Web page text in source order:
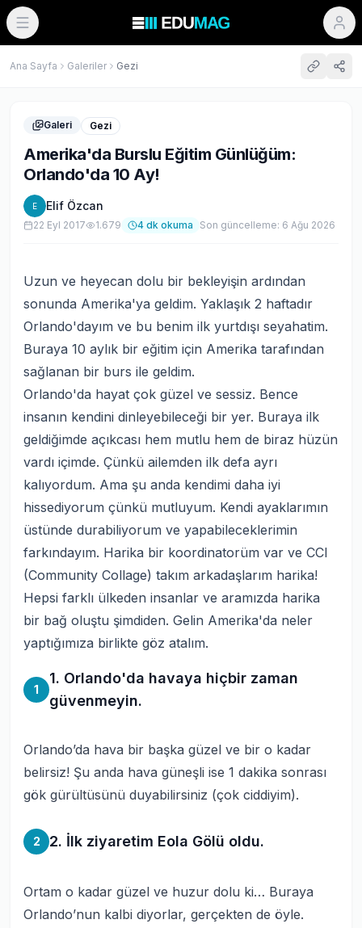
Ana Sayfa Galeriler Gezi
Galeri Gezi
Amerika'da Burslu Eğitim Günlüğüm:
Orlando'da 10 Ay!
E Elif Özcan
22 Eyl 2017 1.679 4 dk okuma Son güncelleme: 6 Ağu 2026
Uzun ve heyecan dolu bir bekleyişin ardından
sonunda Amerika'ya geldim. Yaklaşık 2 haftadır
Orlando'dayım ve bu benim ilk yurtdışı seyahatim.
Buraya 10 aylık bir eğitim için Amerika tarafından
sağlanan bir burs ile geldim.
Orlando'da hayat çok güzel ve sessiz. Bence
insanın kendini dinleyebileceği bir yer. Buraya ilk
geldiğimde açıkcası hem mutlu hem de biraz hüzün
vardı içimde. Çünkü ailemden ilk defa ayrı
kalıyordum. Ama şu anda kendimi daha iyi
hissediyorum çünkü mutluyum. Kendi ayaklarımın
üstünde durabiliyorum ve yapabileceklerimin
farkındayım. Harika bir koordinatorüm var ve CCI
(Community Collage) takım arkadaşlarım harika!
Hepsi farklı ülkeden insanlar ve aramızda harika
bir bağ oluştu şimdiden. Gelin Amerika'da neler
yaptığımıza birlikte göz atalım.
1
1. Orlando'da havaya hiçbir zaman
güvenmeyin.
Orlando’da hava bir başka güzel ve bir o kadar
belirsiz! Şu anda hava güneşli ise 1 dakika sonrası
gök gürültüsünü duyabilirsiniz (çok ciddiyim).
2 2. İlk ziyaretim Eola Gölü oldu.
Ortam o kadar güzel ve huzur dolu ki… Buraya
Orlando’nun kalbi diyorlar, gerçekten de öyle.